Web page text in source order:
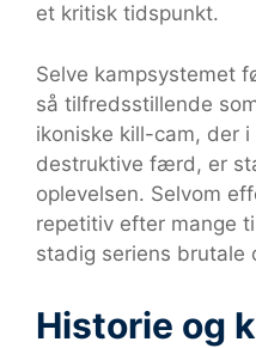
et kritisk tidspunkt.
Selve kampsystemet
så tilfredsstillende
ikoniske kill-cam, der
destruktive færd, er
oplevelsen. Selvom
repetitiv efter mange
stadig seriens brutale
Historie og